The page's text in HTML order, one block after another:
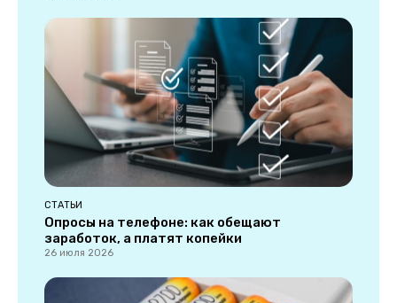
СТАТЬИ
Опросы на телефоне: как обещают
заработок, а платят копейки
26 июля 2026